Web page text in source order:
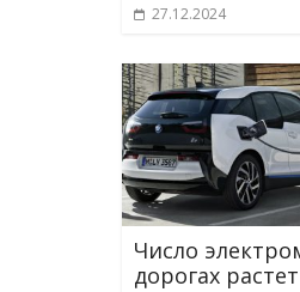
27.12.2024
Число
дорогах растет